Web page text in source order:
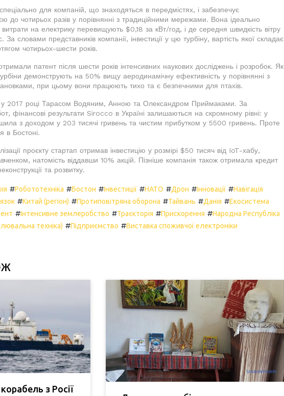
для компаній, що знаходяться в передмістях, і забезпечує
до чотирьох разів у порівнянні з традиційними мережами. Вона ідеально
витрати на електрику перевищують $0,18 за кВт/год, і де середня швидкість вітру
словами представників компанії, інвестиції у цю турбіну, вартість якої складає
чотирьох-шести років.
патент після шести років інтенсивних наукових досліджень і розробок. Як
демонструють на 50% вищу аеродинамічну ефективність у порівнянні з
при цьому вони працюють тихо та є безпечними для птахів.
у 2017 році Тарасом Водяним, Анною та Олександром Приймаками. За
фінансові результати Sirocco в Україні залишаються на скромному рівні: у
з доходом у 203 тисячі гривень та чистим прибутком у 5500 гривень. Проте
в Бостоні.
проєкту стартап отримав інвестицію у розмірі $50 тисяч від IoT-хабу,
натомість віддавши 10% акцій. Пізніше компанія також отримала кредит
та розвитку.
#Робототехніка #Бостон #Інвестиції #НАТО #Дрон #Інновації #Навігація
#Китай (регіон) #Протиповітряна оборона #Тайвань #Данія #Екосистема
#Інтенсивне землеробство #Траєкторія #Прискорення #Народна Республіка
техніка) #Підприємство #Виставка споживчої електроніки
з Росії